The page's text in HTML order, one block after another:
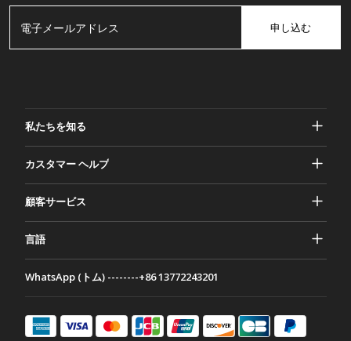
申し込む
私たちを知る
規約と条件
カスタマー ヘルプ
お問い合わせ
顧客サービス
お支払い方法
言語
Français
WhatsApp (トム) --------+86 13772243201